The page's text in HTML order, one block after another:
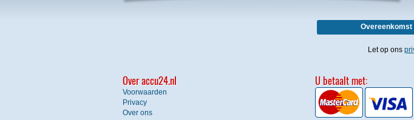
Overeenkomst
Let op ons
Over accu24.nl
Voorwaarden
Privacy
Over ons
U betaalt met: